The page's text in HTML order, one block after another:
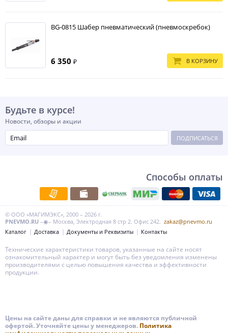
BG-0815 Шабер пневматический (пневмоскребок)
6 350 ₽ В КОРЗИНУ
Будьте в курсе!
Новости, обзоры и акции
ПОДПИСАТЬСЯ
Способы оплаты
© ООО «МАГИМЭКС», 2000 – 2026 г.
PNEVMO.RU –◉– Москва, Электродная 8 стр 2. Офис 242. zakaz@pnevmo.ru
Каталог
Доставка Документы и Реквизиты Контакты
Технические характеристики товаров, указанные на сайте носят
ознакомительный характер и могут быть без уведомления изменены
производителями с целью повышения качества и эффективности
продукции.
Цены на сайте даны для справки и не являются публичной
офертой. Уточняйте цены у менеджеров. Политика